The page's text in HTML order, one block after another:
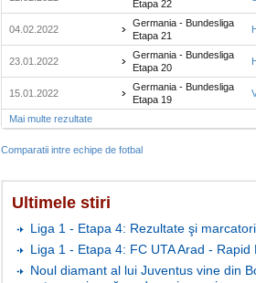
Etapa 22
04.02.2022
Germania - Bundesliga
Etapa 21
23.01.2022
Germania - Bundesliga
Etapa 20
15.01.2022
Germania - Bundesliga
Etapa 19
Mai multe rezultate
Comparatii intre echipe de fotbal
Ultimele stiri
Liga 1 - Etapa 4: Rezultate şi marcatori
Liga 1 - Etapa 4: FC UTA Arad - Rapid
Noul diamant al lui Juventus vine din